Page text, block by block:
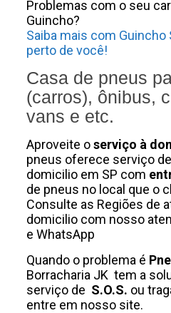
Problemas com o seu
Guincho?
Saiba mais com Guincho
perto de você!
Casa de pneus
(carros), ônibus,
vans e etc.
Aproveite oserviço à
pneus oferece serviço
domicilio em SP com
de pneus no local que o
Consulte as Regiões de
domicilio com nosso
e WhatsApp
Quando o problema é
Borracharia JK tem a
serviço de S.O.S. ou
entre em nosso site.